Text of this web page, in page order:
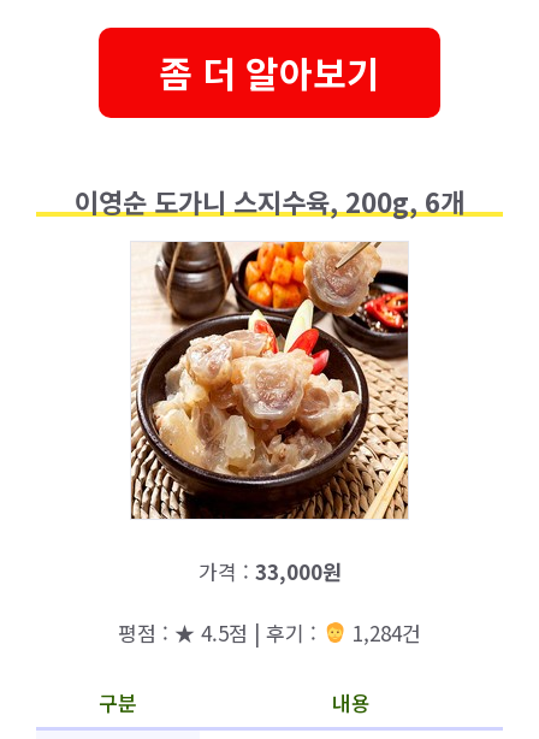
좀 더 알아보기
이영순 도가니 스지수육, 200g, 6개
가격 : 33,000원
평점 : ★ 4.5점 | 후기 : 1,284건
구분
내용